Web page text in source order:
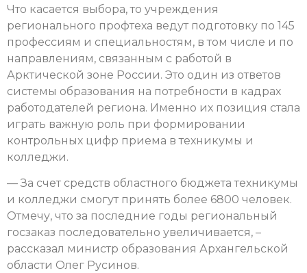
Что касается выбора, то учреждения
регионального профтеха ведут подготовку по 145
профессиям и специальностям, в том числе и по
направлениям, связанным с работой в
Арктической зоне России. Это один из ответов
системы образования на потребности в кадрах
работодателей региона. Именно их позиция стала
играть важную роль при формировании
контрольных цифр приема в техникумы и
колледжи.
— За счет средств областного бюджета техникумы
и колледжи смогут принять более 6800 человек.
Отмечу, что за последние годы региональный
госзаказ последовательно увеличивается, –
рассказал министр образования Архангельской
области Олег Русинов.